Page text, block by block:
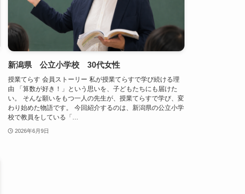
新潟県 公立小学校 30代女性
授業てらす 会員ストーリー 私が授業てらすで学び続ける理
由 「算数が好き！」という思いを、子どもたちにも届けた
い。 そんな願いをもつ一人の先生が、授業てらすで学び、変
わり始めた物語です。 今回紹介するのは、新潟県の公立小学
校で教員をしている「...
2026年6月9日